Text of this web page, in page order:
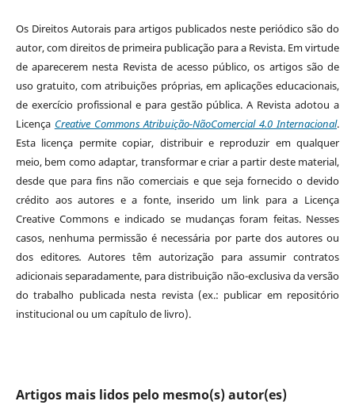
Os Direitos Autorais para artigos publicados neste periódico são do
autor, com direitos de primeira publicação para a Revista. Em virtude
de aparecerem nesta Revista de acesso público, os artigos são de
uso gratuito, com atribuições próprias, em aplicações educacionais,
de exercício profissional e para gestão pública. A Revista adotou a
Licença Creative Commons Atribuição-NãoComercial 4.0 Internacional.
Esta licença permite copiar, distribuir e reproduzir em qualquer
meio, bem como adaptar, transformar e criar a partir deste material,
desde que para fins não comerciais e que seja fornecido o devido
crédito aos autores e a fonte, inserido um link para a Licença
Creative Commons e indicado se mudanças foram feitas. Nesses
casos, nenhuma permissão é necessária por parte dos autores ou
dos editores.Autores têm autorização para assumir contratos
adicionais separadamente, para distribuição não-exclusiva da versão
do trabalho publicada nesta revista (ex.: publicar em repositório
institucional ou um capítulo de livro).
Artigos mais lidos pelo mesmo(s) autor(es)